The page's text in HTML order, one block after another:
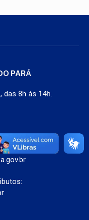
PARÁ
das 8h às 14h.